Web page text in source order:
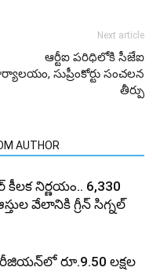
Next article
ఆర్టీఐ పరిధిలోకి సీజేఐ
సుప్రీంకోర్టు సంచలన
తీర్పు
AUTHOR
కీలక నిర్ణయం.. 6,330
వేలానికి గ్రీన్ సిగ్నల్
రూ.9.50 లక్షల